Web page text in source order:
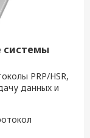
системы
PRP/HSR,
данных и